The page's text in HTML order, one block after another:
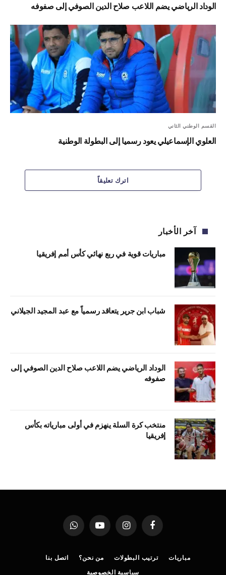
الوداد الرياضي يضم اللاعب صلاح الدين الصوفي إلى صفوفه
القسم الوطني الثاني
العلوي الإسماعيلي يعود رسميا إلى البطولة الوطنية
اترك تعليقاً
آخر الأخبار
مباريات قوية في ربع نهائي كأس أمم إفريقيا
شباب ابن جرير يتعاقد رسمياً مع عبد المجيد الجيلاني
الوداد الرياضي يضم اللاعب صلاح الدين الصوفي إلى
صفوفه
منتخب كرة السلة ينهزم في أولى مبارياته بكأس
إفريقيا
فيسبوك الانستغراميوتيوب واتساب
مباريات ترتيب البطولات من نحن؟
اتصل بنا
سياسية الخصوصية